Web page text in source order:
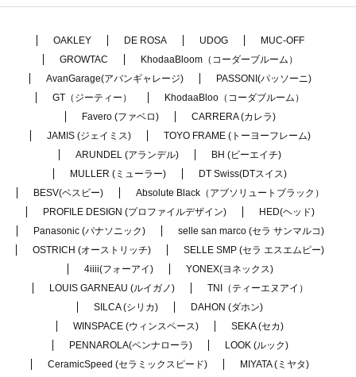
OAKLEY DE ROSA UDOG
MUC-OFF
GROWTAC
KhodaaBloom（コーダーブルーム）
AvanGarage(アバンギャレージ)
PASSONI(パッソーニ)
GT（ジーティー）
KhodaaBloo（コーダブルーム）
Favero (ファベロ)
CARRERA (カレラ)
JAMIS (ジェイミス)
TOYO FRAME (トーヨーフレーム)
ARUNDEL (アランデル)
BH (ビーエイチ)
MULLER (ミューラー)
DT Swiss(DTスイス)
BESV(ベスビー)
Absolute Black（アブソリュートブラック）
PROFILE DESIGN (プロファイルデザイン)
HED(ヘッド)
Panasonic (パナソニック)
selle san marco (セラ サンマルコ)
OSTRICH (オーストリッチ)
SELLE SMP (セラ エスエムピー)
4iiii(フォーアイ)
YONEX(ヨネックス)
LOUIS GARNEAU (ルイガノ)
TNI（ティーエヌアイ）
SILCA (シリカ)
DAHON (ダホン)
WINSPACE (ウィンスペース)
SEKA (セカ)
PENNAROLA(ペンナローラ)
LOOK (ルック)
CeramicSpeed (セラミックスピード)
MIYATA (ミヤタ)